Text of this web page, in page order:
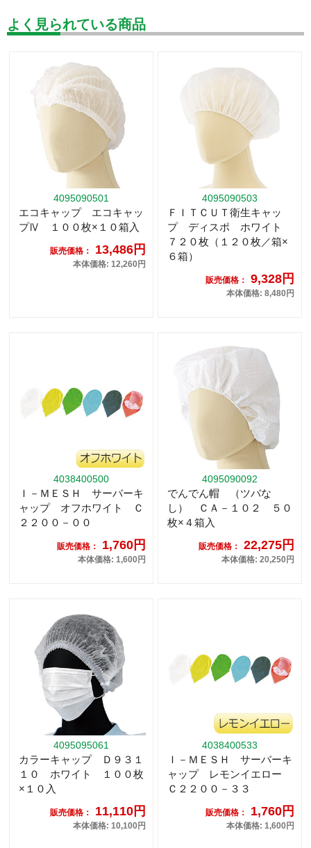
よく見られている商品
4095090501
エコキャップ エコキャッ
プⅣ １００枚×１０箱入
販売価格： 13,486円
本体価格: 12,260円
4095090503
ＦＩＴＣＵＴ衛生キャッ
プ ディスポ ホワイト
７２０枚（１２０枚／箱×
６箱）
販売価格： 9,328円
本体価格: 8,480円
4038400500
Ｉ－ＭＥＳＨ サーバーキ
ャップ オフホワイト Ｃ
２２００－００
販売価格： 1,760円
本体価格: 1,600円
4095090092
でんでん帽 （ツバな
し） ＣＡ－１０２ ５０
枚×４箱入
販売価格： 22,275円
本体価格: 20,250円
4095095061
カラーキャップ Ｄ９３１
１０ ホワイト １００枚
×１０入
販売価格： 11,110円
本体価格: 10,100円
4038400533
Ｉ－ＭＥＳＨ サーバーキ
ャップ レモンイエロー
Ｃ２２００－３３
販売価格： 1,760円
本体価格: 1,600円